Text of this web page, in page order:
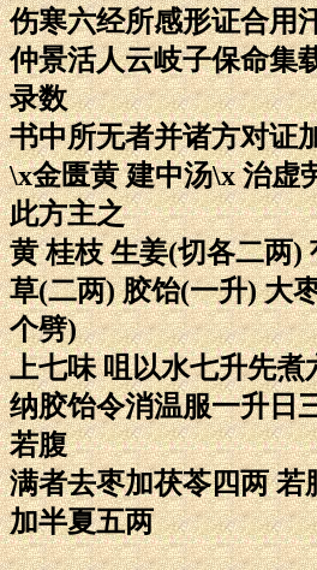
伤寒六经所感形证合用
仲景活人云岐子保命集
录数
书中所无者并诸方对证
\x金匮黄 建中汤\x 治虚
此方主之
黄 桂枝 生姜(切各二两)
草(二两) 胶饴(一升) 大
个劈)
上七味 咀以水七升先煮
纳胶饴令消温服一升日
若腹
满者去枣加茯苓四两 若
加半夏五两